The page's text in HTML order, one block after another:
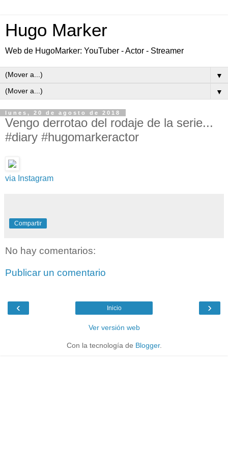
Hugo Marker
Web de HugoMarker: YouTuber - Actor - Streamer
▼
▼
lunes, 20 de agosto de 2018
Vengo derrotao del rodaje de la serie...
#diary #hugomarkeractor
via Instagram
Compartir
No hay comentarios:
Publicar un comentario
‹ ›
Inicio
Ver versión web
Con la tecnología de Blogger.